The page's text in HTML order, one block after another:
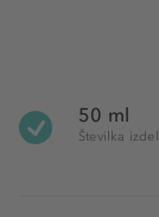
50 ml
Številka